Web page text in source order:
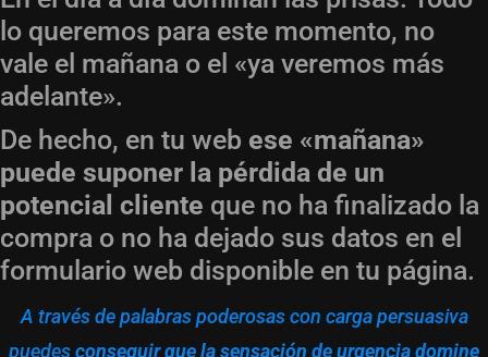
lo queremos para este momento, no
vale el mañana o el «ya veremos más
adelante».
De hecho, en tu web ese «mañana»
puede suponer la pérdida de un
potencial cliente que no ha finalizado la
compra o no ha dejado sus datos en el
formulario web disponible en tu página.
A través de palabras poderosas con carga persuasiva
puedesconseguir que la sensación de urgencia domine